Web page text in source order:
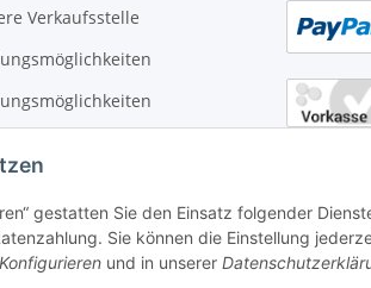
gestatten Sie den Einsatz folgender
Sie können die Einstellung
Konfigurieren und in unserer
Verkaufsstelle